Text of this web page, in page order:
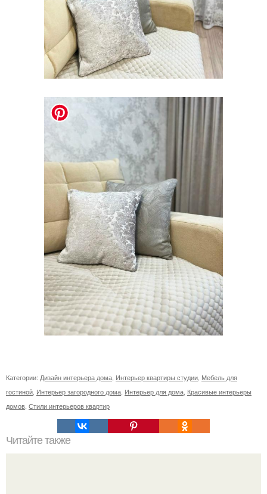
Категории: Дизайн интерьера дома Интерьер квартиры студии Мебель для
гостиной Интерьер загородного дома Интерьер для дома Красивые интерьеры
домов Стили интерьеров квартир
Читайте также